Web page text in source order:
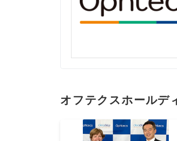
オフテクスホールデ